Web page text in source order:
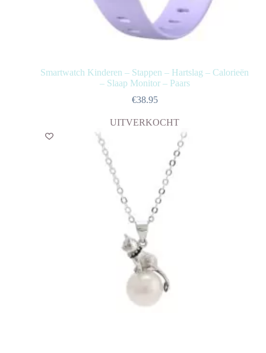
Smartwatch Kinderen – Stappen – Hartslag – Calorieën
– Slaap Monitor – Paars
€38.95
UITVERKOCHT